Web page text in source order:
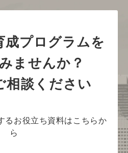
成プログラムを
ませんか？
相談ください
るお役立ち資料はこちらか
ら